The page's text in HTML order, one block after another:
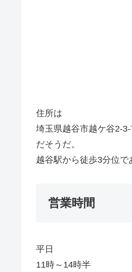
住所は
埼玉県越谷市越ケ谷2-
だそうだ。
越谷駅から徒歩3分位で
営業時間
平日
11時～14時半